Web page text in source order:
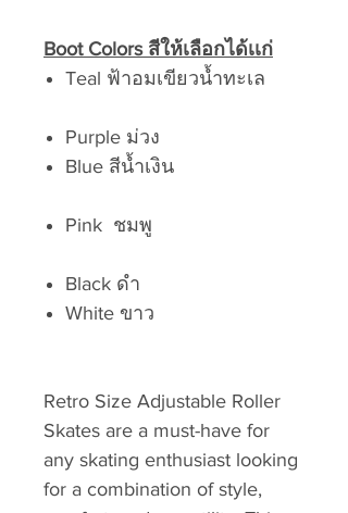
Boot Colors สีให้เลือกได้เเก่
Teal ฟ้าอมเขียวน้ำทะเล
Purple ม่วง
Blue สีน้ำเงิน
Pink ชมพู
Black ดำ
White ขาว
Retro Size Adjustable Roller
Skates are a must-have for
any skating enthusiast looking
for a combination of style,